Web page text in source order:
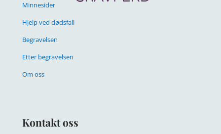
Minnesider
Hjelp ved dødsfall
Begravelsen
Etter begravelsen
Om oss
Kontakt oss